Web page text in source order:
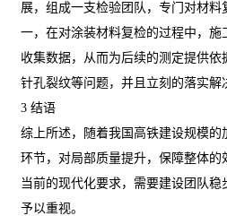
展，组成一支检验团队，专门对材
一，在对涂装材料复检的过程中，
收集数据，从而为后续的测定提供
针孔裂纹等问题，并且立刻的落实解
3 结语
综上所述，随着我国高铁建设规模
环节，对局部质量提升，保障整体
当前的现代化要求，需要建设团队
予以重视。